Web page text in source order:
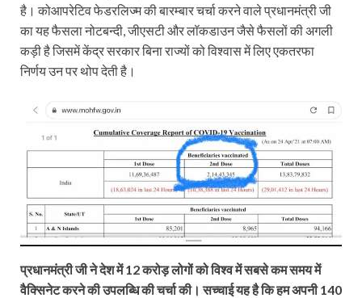
है। कोआपरेटिव फेडरलिज्म की बारम्बार चर्चा करने वाले प्रधानमंत्री जी
का यह फैसला नोटबन्दी, जीएसटी और लॉकडाउन जैसे फैसलों की अगली
कड़ी है जिसमें केंद्र सरकार बिना राज्यों को विश्वास में लिए एकतरफा
निर्णय उन पर थोप देती है।
प्रधानमंत्री जी ने देश में 12 करोड़ लोगों को विश्व में सबसे कम समय में
वैक्सि‍नेट करने की उपलब्धि की चर्चा की। सच्चाई यह है कि हम अपनी 140